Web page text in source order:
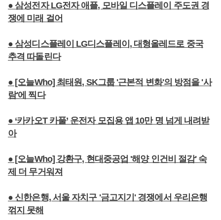
● 삼성전자 LG전자 애플, 모바일 디스플레이 주도권 경
쟁에 미래 걸어
● 삼성디스플레이 LG디스플레이, 대형올레드로 중국
추격 따돌린다
● [오늘Who] 최태원, SK그룹 '근본적 변화'의 방점을 '사
람'에 찍다
● ‘카카오T 카풀’ 운전자 모집용 앱 10만 명 넘게 내려받
아
● [오늘Who] 강환구, 현대중공업 '해양 인건비 절감' 숙
제 더 무거워져
● 신한은행, 서울 자치구 '금고지기' 경쟁에서 우리은행
꺾지 못해